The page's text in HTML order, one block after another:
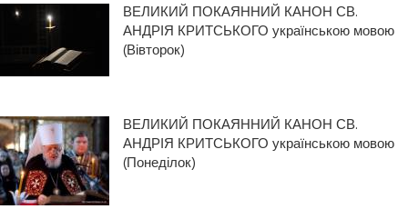
ВЕЛИКИЙ ПОКАЯННИЙ КАНОН СВ.
АНДРІЯ КРИТСЬКОГО українською мовою
(Вівторок)
ВЕЛИКИЙ ПОКАЯННИЙ КАНОН СВ.
АНДРІЯ КРИТСЬКОГО українською мовою
(Понеділок)